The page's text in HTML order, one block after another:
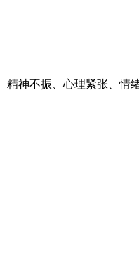
神不振、心理紧张、情